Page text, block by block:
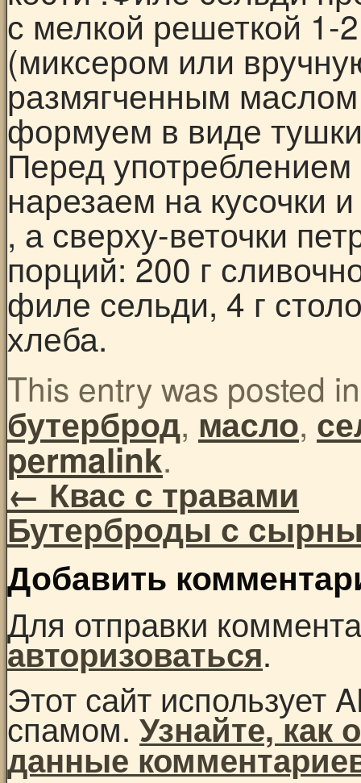
с мелкой решеткой 1-
(миксером или
размягченным
формуем в виде
Перед
нарезаем на кусочки
, а сверху-веточки
порций: 200 г
филе сельди, 4 г
хлеба.
This entry was posted
бутерброд, масло,
permalink.
←Квас с травами
Бутерброды с
Добавить
Для отправки
авторизоваться.
Этот сайт использует
спамом.Узнайте,
данные